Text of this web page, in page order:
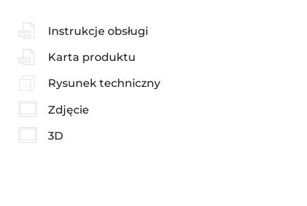
Instrukcje obsługi
Karta produktu
Rysunek techniczny
Zdjęcie
3D